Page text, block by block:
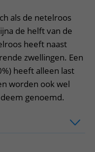
als de netelroos
de helft van de
heeft naast
zwellingen. Een
heeft alleen last
worden ook wel
genoemd.
klik om te